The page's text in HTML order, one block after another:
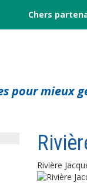
Chers
pour mieux
Rivière